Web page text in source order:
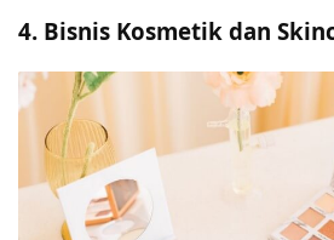
4. Bisnis Kosmetik dan